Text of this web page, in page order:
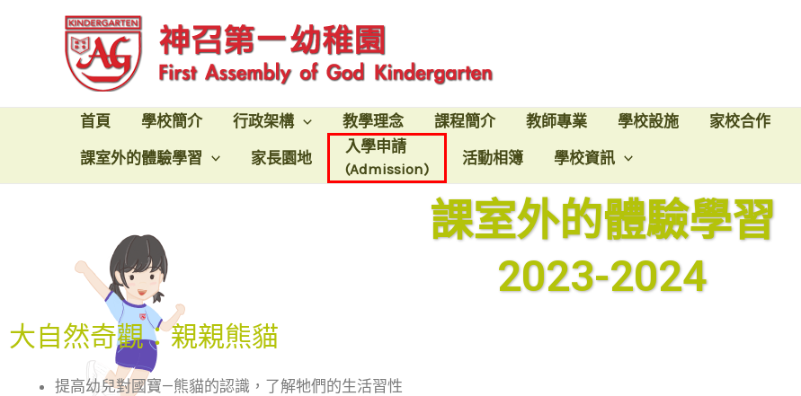
首頁 學校簡介 行政架構 教學理念 課程簡介 教師專業 學校設施 家校合作
課室外的體驗學習 家長園地​
入學申請
(Admission)
活動相簿 學校資訊
課室外的體驗學習
2023-2024
大自然奇觀：親親熊貓
提高幼兒對國寶—熊貓的認識，了解牠們的生活習性